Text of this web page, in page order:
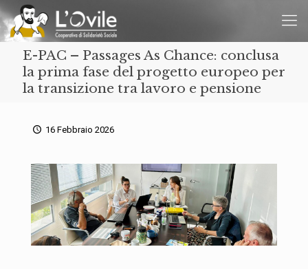
E-PAC – Passages As Chance: conclusa
la prima fase del progetto europeo per
la transizione tra lavoro e pensione
16 Febbraio 2026